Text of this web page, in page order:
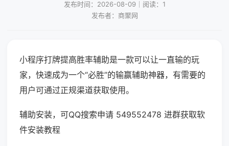
发布时间：2026-08-09｜阅读：1
发布者：商聚网
小程序打牌提高胜率辅助是一款可以让一直输的玩
家，快速成为一个“必胜”的输赢辅助神器，有需要的
用户可通过正规渠道获取使用。
辅助安装，可QQ搜索申请 549552478 进群获取软
件安装教程